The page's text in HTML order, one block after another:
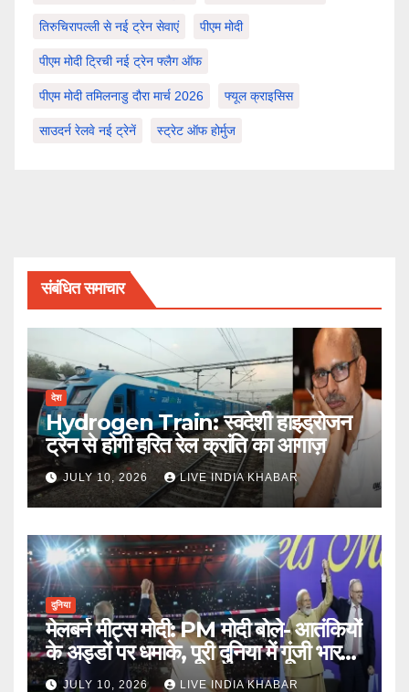
तिरुचिरापल्ली से नई ट्रेन सेवाएं पीएम मोदी
पीएम मोदी ट्रिची नई ट्रेन फ्लैग ऑफ
पीएम मोदी तमिलनाडु दौरा मार्च 2026 फ्यूल क्राइसिस
साउदर्न रेलवे नई ट्रेनें स्ट्रेट ऑफ होर्मुज
संबंधित समाचार
देश
Hydrogen Train: स्वदेशी हाइड्रोजन
ट्रेन से होगी हरित रेल क्रांति का आगाज़
JULY 10, 2026 LIVE INDIA KHABAR
दुनिया
मेलबर्न मीट्स मोदी: PM मोदी बोले- आतंकियों
के अड्डों पर धमाके, पूरी दुनिया में गूंजी भारत
की ताकत
JULY 10, 2026 LIVE INDIA KHABAR